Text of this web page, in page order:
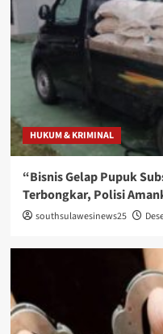
HUKUM & KRIMINAL
“Bisnis Gelap Pupuk
Terbongkar, Polisi
southsulawesinews25